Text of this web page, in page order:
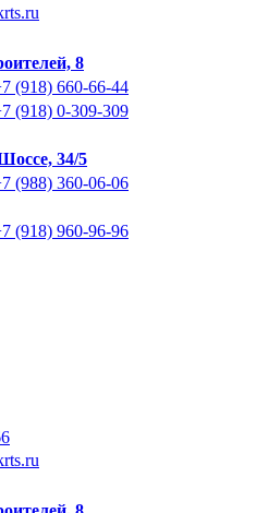
8
(918) 660-66-44
(918) 0-309-309
34/5
(988) 360-06-06
(918) 960-96-96